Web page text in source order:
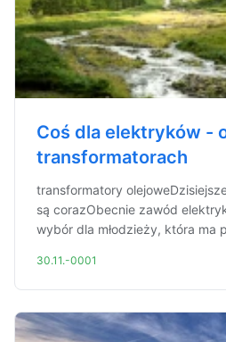
Coś dla elektryków -
transformatorach
transformatory
są corazObecnie zawód
wybór dla młodzieży, która ma
30.11.-0001